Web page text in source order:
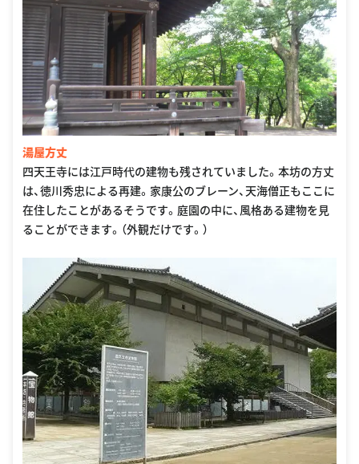
湯屋方丈
四天王寺には江戸時代の建物も残されていました。本坊の方丈
は、徳川秀忠による再建。家康公のブレーン、天海僧正もここに
在住したことがあるそうです。庭園の中に、風格ある建物を見
ることができます。（外観だけです。）